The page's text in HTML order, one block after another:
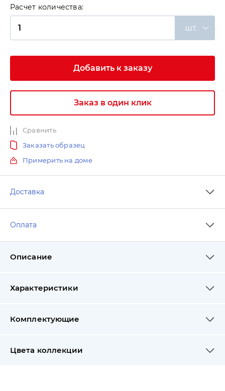
Расчет количества:
шт.
Добавить к заказу
Заказ в один клик
Сравнить
Заказать образец
Примерить на доме
Доставка
Оплата
Описание
Характеристики
Комплектующие
Цвета коллекции